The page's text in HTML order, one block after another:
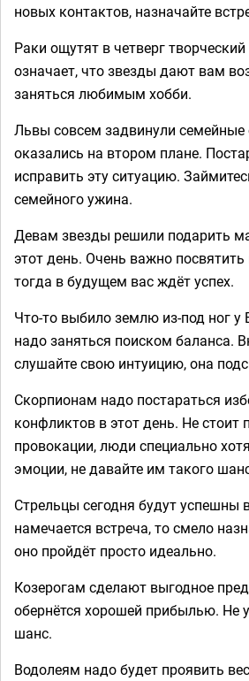
новых контактов, назначайте
Раки ощутят в четверг
означает, что звезды дают вам
заняться любимым хобби.
Львы совсем задвинули семейные
оказались на втором плане.
исправить эту ситуацию.
семейного ужина.
Девам звезды решили подарить
этот день. Очень важно
тогда в будущем вас ждёт успех.
Что-то выбило землю из-под ног у
надо заняться поиском баланса.
слушайте свою интуицию, она
Скорпионам надо постараться
конфликтов в этот день. Не стоит
провокации, люди специально
эмоции, не давайте им такого
Стрельцы сегодня будут успешны
намечается встреча, то смело
оно пройдёт просто идеально.
Козерогам сделают выгодное
обернётся хорошей прибылью. Не
шанс.
Водолеям надо будет проявить